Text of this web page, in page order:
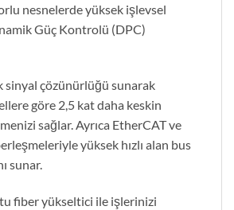
nesnelerde yüksek işlevsel
Güç Kontrolü (DPC)
sinyal çözünürlüğü sunarak
göre 2,5 kat daha keskin
sağlar. Ayrıca EtherCAT ve
yüksek hızlı alan bus
sunar.
fiber yükseltici ile işlerinizi